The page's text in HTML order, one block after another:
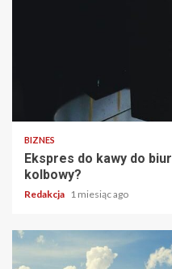
BIZNES
Ekspres do kawy do
kolbowy?
Redakcja 1 miesiąc ago